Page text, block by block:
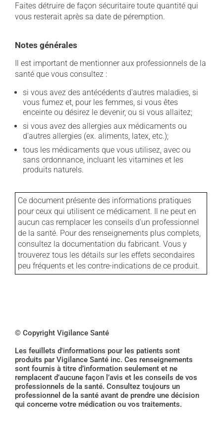
Faites détruire de façon sécuritaire toute quantité qui
vous resterait après sa date de péremption.
Notes générales
Il est important de mentionner aux professionnels de la
santé que vous consultez :
si vous avez des antécédents d'autres maladies, si
vous fumez et, pour les femmes, si vous êtes
enceinte ou désirez le devenir, ou si vous allaitez;
si vous avez des allergies aux médicaments ou
d'autres allergies (ex. aliments, latex, etc.);
tous les médicaments que vous utilisez, avec ou
sans ordonnance, incluant les vitamines et les
produits naturels.
Ce document présente des informations pratiques
pour ceux qui utilisent ce médicament. Il ne peut en
aucun cas remplacer les conseils d'un professionnel
de la santé. Pour des renseignements plus complets,
consultez la documentation du fabricant. Vous y
trouverez tous les détails sur les effets secondaires
peu fréquents et les contre-indications de ce produit.
© Copyright Vigilance Santé
Les feuillets d'informations pour les patients sont
produits par Vigilance Santé inc. Ces renseignements
sont fournis à titre d’information seulement et ne
remplacent d’aucune façon l’avis et les conseils de vos
professionnels de la santé. Consultez toujours un
professionnel de la santé avant de prendre une décision
qui concerne votre médication ou vos traitements.